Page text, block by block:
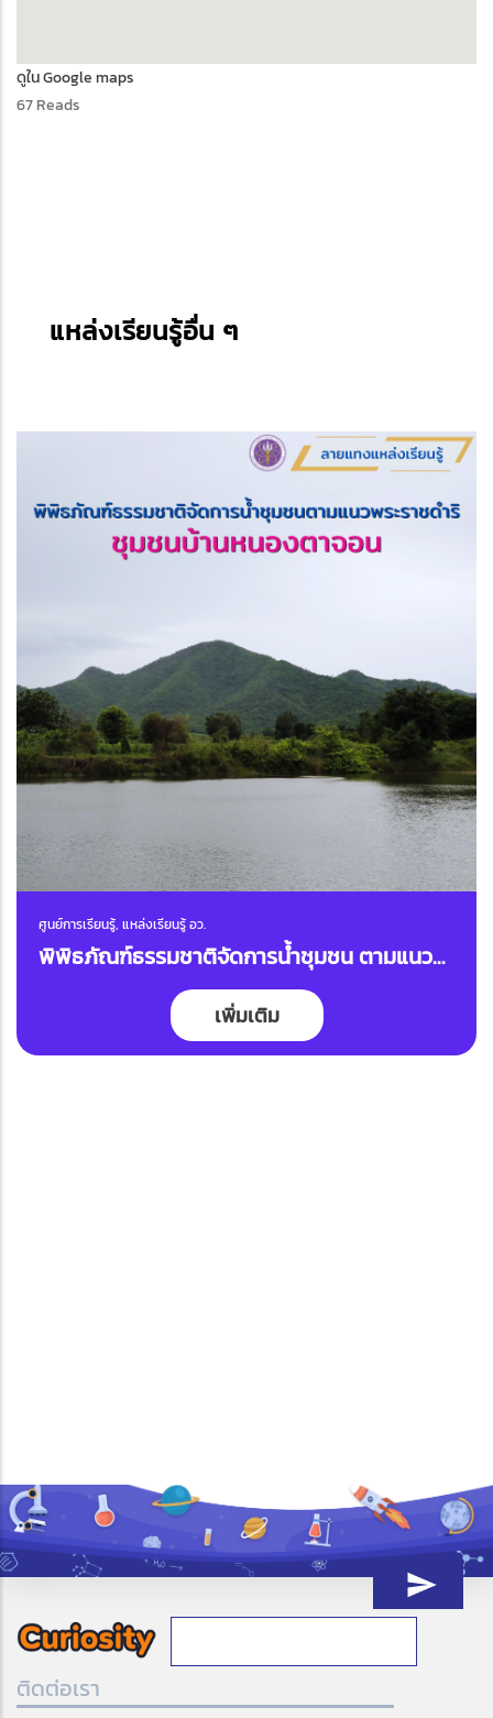
ดูใน Google maps
67 Reads
แหล่งเรียนรู้อื่น ๆ
ศูนย์การเรียนรู้, แหล่งเรียนรู้ อว.
พิพิธภัณฑ์ธรรมชาติจัดการน้ำชุมชน ตามแนว
พระราชดำริชุมชนบ้านหนองตาจอน
เพิ่มเติม
ติดต่อเรา